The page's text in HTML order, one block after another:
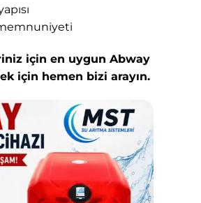
için en uygun Abway
için hemen bizi arayın.